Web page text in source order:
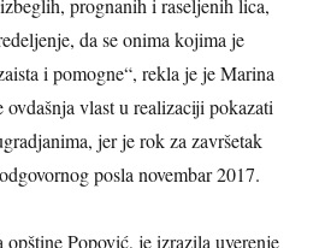
prognanih i raseljenih lica,
da se onima kojima je
i pomogne“, rekla jejeMarina
ovdašnja vlast u realizaciji pokazati
jer je rok za završetak
posla novembar 2017.
opštine Popović, je izrazilauverenje